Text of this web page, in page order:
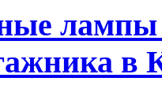
лампы
в